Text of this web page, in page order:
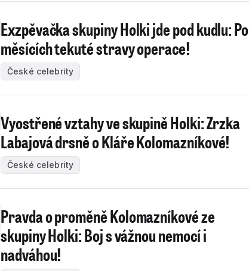
Exzpěvačka skupiny Holki jde pod kudlu: Po
měsících tekuté stravy operace!
České celebrity
Vyostřené vztahy ve skupině Holki: Zrzka
Labajová drsně o Kláře Kolomazníkové!
České celebrity
Pravda o proměně Kolomazníkové ze
skupiny Holki: Boj s vážnou nemocí i
nadváhou!